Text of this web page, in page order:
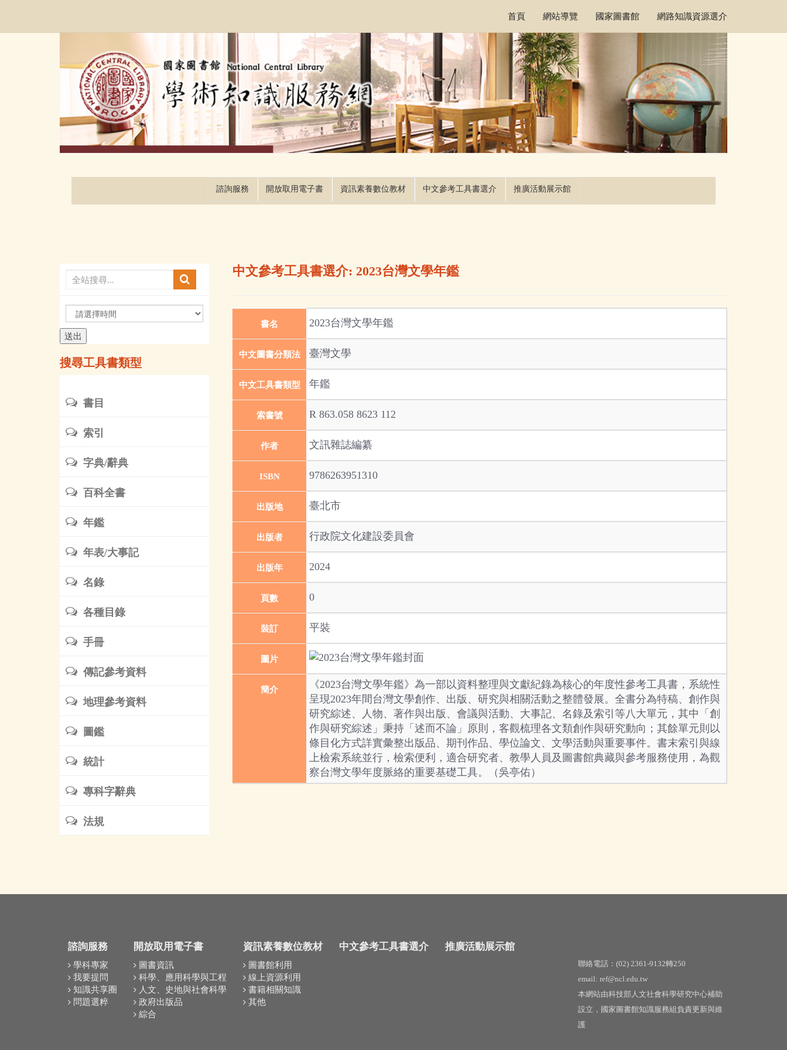
首頁
網站導覽 國家圖書館 網路知識資源選介
諮詢服務 開放取用電子書 資訊素養數位教材 中文參考工具書選介 推廣活動展示館
選
擇
時
間
搜尋工具書類型
書目
索引
字典/辭典
百科全書
年鑑
年表/大事記
名錄
各種目錄
手冊
傳記參考資料
地理參考資料
圖鑑
統計
專科字辭典
法規
中文參考工具書選介: 2023台灣文學年鑑
書名 2023台灣文學年鑑
中文圖書分類法 臺灣文學
中文工具書類型 年鑑
索書號 R 863.058 8623 112
作者 文訊雜誌編纂
ISBN 9786263951310
出版地 臺北市
出版者 行政院文化建設委員會
出版年 2024
頁數 0
裝訂 平裝
圖片
簡介
《2023台灣文學年鑑》為一部以資料整理與文獻紀錄為核心的年度性參考工具書，系統性
呈現2023年間台灣文學創作、出版、研究與相關活動之整體發展。全書分為特稿、創作與
研究綜述、人物、著作與出版、會議與活動、大事記、名錄及索引等八大單元，其中「創
作與研究綜述」秉持「述而不論」原則，客觀梳理各文類創作與研究動向；其餘單元則以
條目化方式詳實彙整出版品、期刊作品、學位論文、文學活動與重要事件。書末索引與線
上檢索系統並行，檢索便利，適合研究者、教學人員及圖書館典藏與參考服務使用，為觀
察台灣文學年度脈絡的重要基礎工具。（吳亭佑）
諮詢服務
學科專家
我要提問
知識共享圈
問題選粹
開放取用電子書
圖書資訊
科學、應用科學與工程
人文、史地與社會科學
政府出版品
綜合
資訊素養數位教材
圖書館利用
線上資源利用
書籍相關知識
其他
中文參考工具書選介 推廣活動展示館
聯絡電話：(02) 2361-9132轉250
email: ref@ncl.edu.tw
本網站由科技部人文社會科學研究中心補助
設立，國家圖書館知識服務組負責更新與維
護